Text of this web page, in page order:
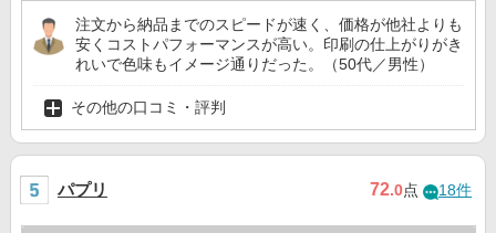
注文から納品までのスピードが速く、価格が他社よりも
安くコストパフォーマンスが高い。印刷の仕上がりがき
れいで色味もイメージ通りだった。（50代／男性）
その他の口コミ・評判
パプリ 72.0点 18件